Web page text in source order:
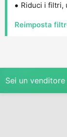
Riduci i filtri,
Reimposta
Sei un